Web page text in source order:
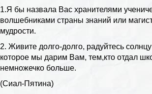
1.Я бы назвала Вас хранителями
волшебниками страны знаний или
мудрости.
2. Живите долго-долго, радуйтесь
которое мы дарим Вам, тем,кто отдал
немножечко больше.
(Сиал-Пятина)